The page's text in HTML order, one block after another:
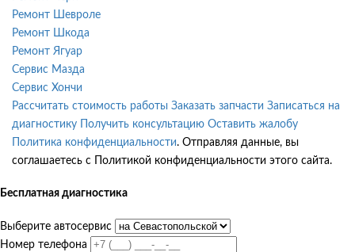
Ремонт Шевроле
Ремонт Шкода
Ремонт Ягуар
Сервис Мазда
Сервис Хончи
Рассчитать стоимость работы Заказать запчасти Записаться на
диагностику
Получить консультацию Оставить жалобу
Политика конфиденциальности. Отправляя данные, вы
соглашаетесь с Политикой конфиденциальности этого сайта.
Бесплатная диагностика
Выберите автосервис
Номер телефона